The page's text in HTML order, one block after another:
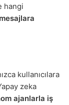
hangi
kullanıcılara
zeka
ajanlarla iş